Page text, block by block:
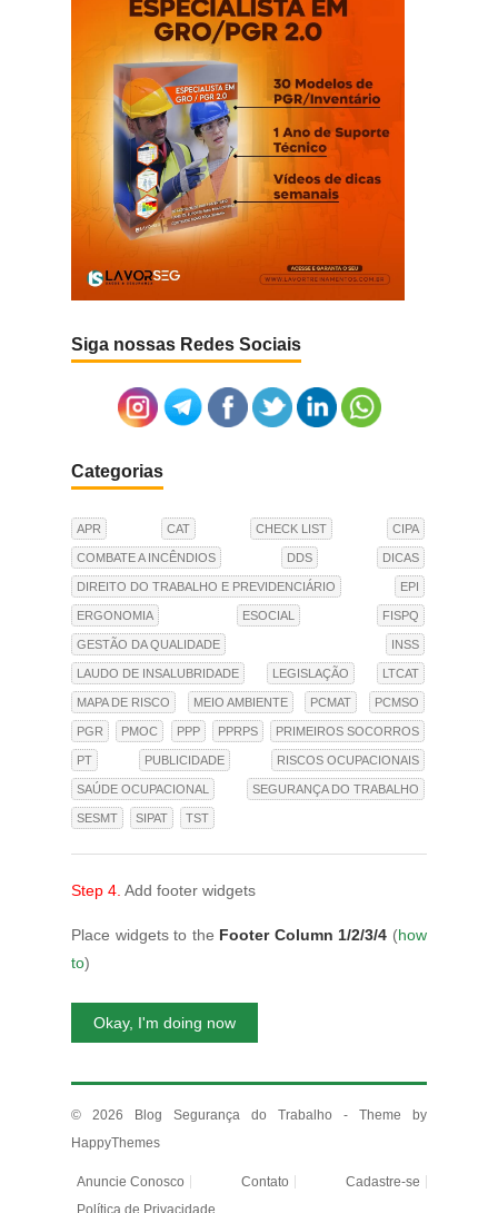
Siga nossas Redes Sociais
Categorias
APR CAT CHECK LIST CIPA
COMBATE A INCÊNDIOS DDS DICAS
DIREITO DO TRABALHO E PREVIDENCIÁRIO EPI
ERGONOMIA ESOCIAL FISPQ
GESTÃO DA QUALIDADE INSS
LAUDO DE INSALUBRIDADE LEGISLAÇÃO LTCAT
MAPA DE RISCO MEIO AMBIENTE PCMAT PCMSO
PGR PMOC PPP PPRPS PRIMEIROS SOCORROS
PT PUBLICIDADE RISCOS OCUPACIONAIS
SAÚDE OCUPACIONAL SEGURANÇA DO TRABALHO
SESMT SIPAT TST
Step 4. Add footer widgets
Place widgets to the Footer Column 1/2/3/4 (how
to)
Okay, I'm doing now
© 2026 Blog Segurança do Trabalho - Theme by
HappyThemes
Anuncie Conosco Contato
Cadastre-se
Política de Privacidade